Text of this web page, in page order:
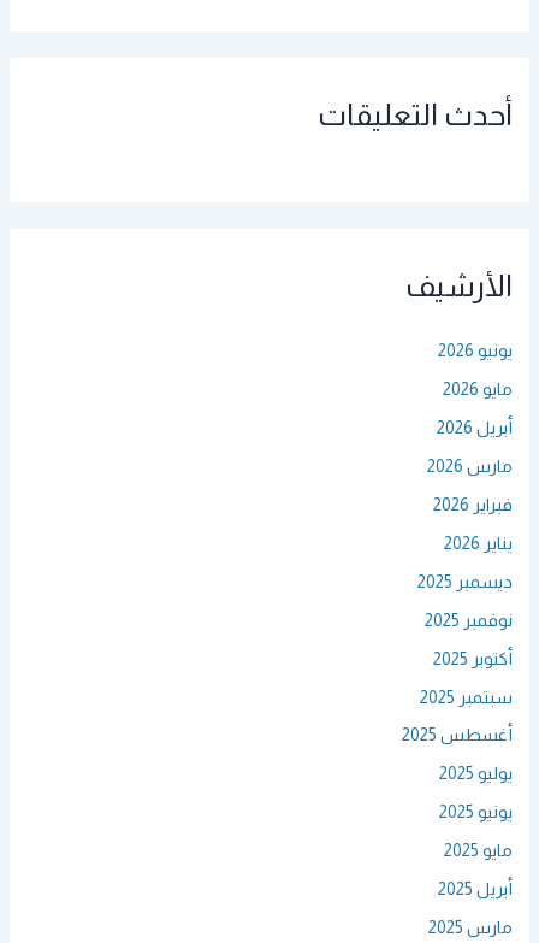
أحدث التعليقات
الأرشيف
يونيو 2026
مايو 2026
أبريل 2026
مارس 2026
فبراير 2026
يناير 2026
ديسمبر 2025
نوفمبر 2025
أكتوبر 2025
سبتمبر 2025
أغسطس 2025
يوليو 2025
يونيو 2025
مايو 2025
أبريل 2025
مارس 2025